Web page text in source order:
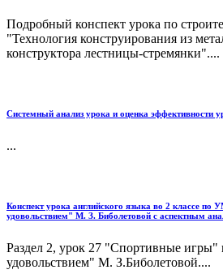
Подробный конспект урока по
"Технология конструирования из
конструктора лестницы-стремянки"....
Системный анализ урока и оценка эффективности
...
Конспект урока английского языка во 2 классе по
удовольствием" М. З. Биболетовой с аспектным
Раздел 2, урок 27 "Спортивные
удовольствием" М. З.Биболетовой....